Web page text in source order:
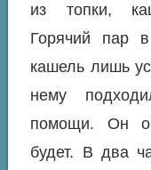
из топки,
Горячий пар
кашель лишь
нему
помощи. Он
будет. В два